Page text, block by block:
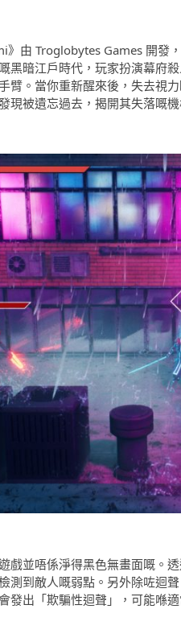
》由 Troglobytes Games 開
黑暗江戶時代，玩家扮演幕府
臂。當你重新醒來後，失去視
現被遺忘過去，揭開其失落嘅機
戲並唔係淨得黑色無畫面嘅。
測到敵人嘅弱點。另外除咗迴
發出「欺騙性迴聲」，可能喺